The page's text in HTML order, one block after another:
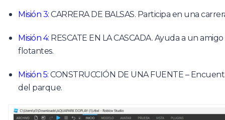
Misión 3: CARRERA DE BALSAS. Participa en una
Misión 4: RESCATE EN LA CASCADA. Ayuda a un
flotantes.
Misión 5: CONSTRUCCIÓN DE UNA FUENTE –
del parque.